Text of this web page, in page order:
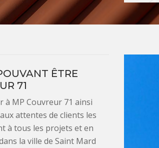
ÊTRE
71
à MP Couvreur 71 ainsi
attentes de clients les
à tous les projets et en
la ville de Saint Mard